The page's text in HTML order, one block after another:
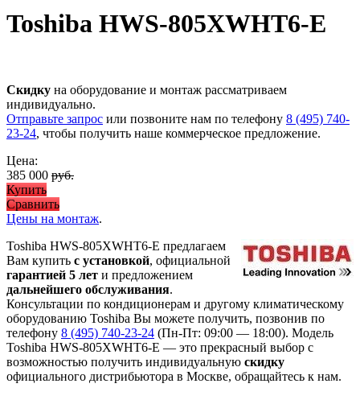
Toshiba HWS-805XWHT6-E
Скидку на оборудование и монтаж рассматриваем
индивидуально.
Отправьте запрос или позвоните нам по телефону 8 (495) 740-
23-24, чтобы получить наше коммерческое предложение.
Цена:
385 000 руб.
Купить
Сравнить
Цены на монтаж.
Toshiba HWS-805XWHT6-E предлагаем
Вам купить с установкой, официальной
гарантией 5 лет и предложением
дальнейшего обслуживания.
Консультации по кондиционерам и другому климатическому
оборудованию Toshiba Вы можете получить, позвонив по
телефону 8 (495) 740-23-24 (Пн-Пт: 09:00 — 18:00). Модель
Toshiba HWS-805XWHT6-E — это прекрасный выбор с
возможностью получить индивидуальную скидку
официального дистрибьютора в Москве, обращайтесь к нам.